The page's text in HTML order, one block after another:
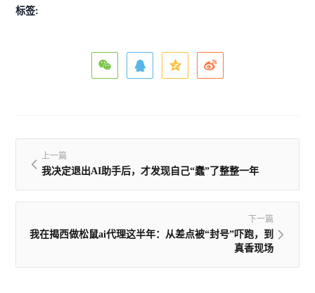
标签:
上一篇
我决定退出AI助手后，才发现自己“蠢”了整整一年
下一篇
我在揭西做松鼠ai代理这半年：从差点被“封号”吓跑，到
真香现场